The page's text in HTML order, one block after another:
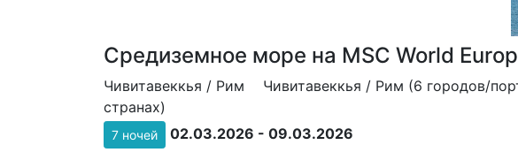
Средиземное море на MSC World
Чивитавеккья / Рим
Чивитавеккья / Рим (6 городов/
странах)
7 ночей 02.03.2026 - 09.03.2026